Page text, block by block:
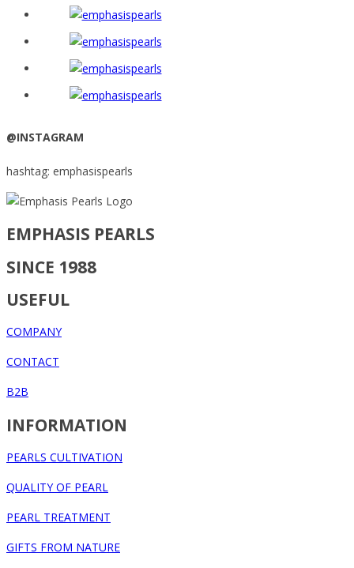
@INSTAGRAM
hashtag: emphasispearls
EMPHASIS PEARLS
SINCE 1988
USEFUL
COMPANY
CONTACT
B2B
INFORMATION
PEARLS CULTIVATION
QUALITY OF PEARL
PEARL TREATMENT
GIFTS FROM NATURE